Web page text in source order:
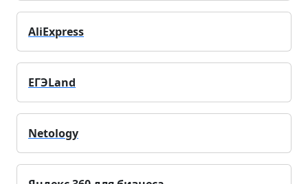
AliExpress
ЕГЭLand
Netology